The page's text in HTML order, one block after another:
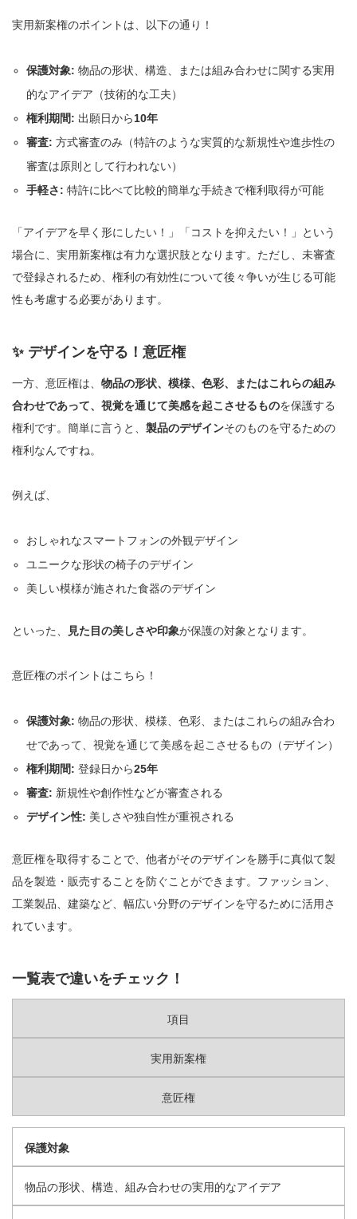
実用新案権のポイントは、以下の通り！
保護対象: 物品の形状、構造、または組み合わせに関する実用
的なアイデア（技術的な工夫）
権利期間: 出願日から10年
審査: 方式審査のみ（特許のような実質的な新規性や進歩性の
審査は原則として行われない）
手軽さ: 特許に比べて比較的簡単な手続きで権利取得が可能
「アイデアを早く形にしたい！」「コストを抑えたい！」という
場合に、実用新案権は有力な選択肢となります。ただし、未審査
で登録されるため、権利の有効性について後々争いが生じる可能
性も考慮する必要があります。
✨ デザインを守る！意匠権
一方、意匠権は、 物品の形状、模様、色彩、またはこれらの組み
合わせであって、視覚を通じて美感を起こさせるものを保護する
権利です。簡単に言うと、 製品のデザインそのものを守るための
権利なんですね。
例えば、
おしゃれなスマートフォンの外観デザイン
ユニークな形状の椅子のデザイン
美しい模様が施された食器のデザイン
といった、 見た目の美しさや印象が保護の対象となります。
意匠権のポイントはこちら！
保護対象: 物品の形状、模様、色彩、またはこれらの組み合わ
せであって、視覚を通じて美感を起こさせるもの（デザイン）
権利期間: 登録日から25年
審査: 新規性や創作性などが審査される
デザイン性: 美しさや独自性が重視される
意匠権を取得することで、他者がそのデザインを勝手に真似て製
品を製造・販売することを防ぐことができます。ファッション、
工業製品、建築など、幅広い分野のデザインを守るために活用さ
れています。
一覧表で違いをチェック！
項目
実用新案権
意匠権
保護対象
物品の形状、構造、組み合わせの実用的なアイデア